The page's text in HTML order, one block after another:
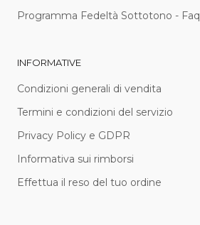
Programma Fedeltà Sottotono - Faq
INFORMATIVE
Condizioni generali di vendita
Termini e condizioni del servizio
Privacy Policy e GDPR
Informativa sui rimborsi
Effettua il reso del tuo ordine